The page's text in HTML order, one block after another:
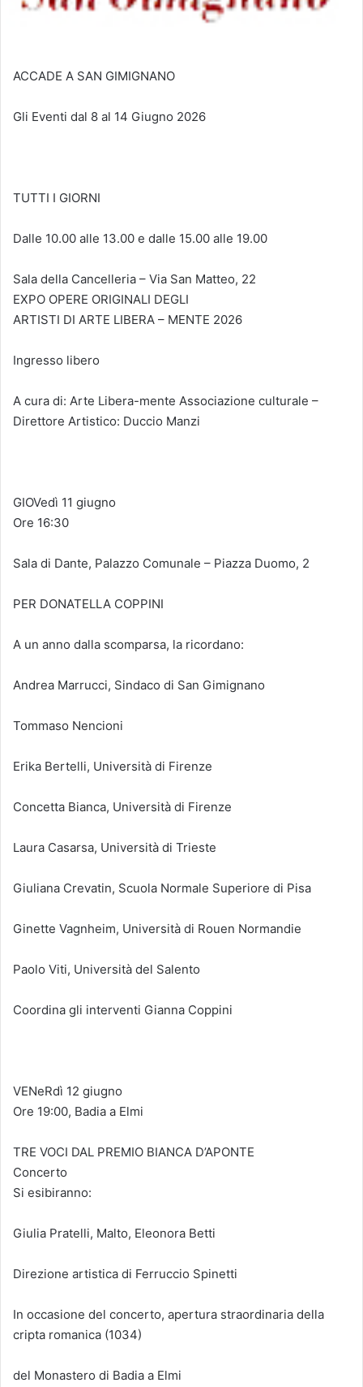
ACCADE A SAN GIMIGNANO
Gli Eventi dal 8 al 14 Giugno 2026
TUTTI I GIORNI
Dalle 10.00 alle 13.00 e dalle 15.00 alle 19.00
Sala della Cancelleria – Via San Matteo, 22
EXPO OPERE ORIGINALI DEGLI
ARTISTI DI ARTE LIBERA – MENTE 2026
Ingresso libero
A cura di: Arte Libera-mente Associazione culturale –
Direttore Artistico: Duccio Manzi
GIOVedì 11 giugno
Ore 16:30
Sala di Dante, Palazzo Comunale – Piazza Duomo, 2
PER DONATELLA COPPINI
A un anno dalla scomparsa, la ricordano:
Andrea Marrucci, Sindaco di San Gimignano
Tommaso Nencioni
Erika Bertelli, Università di Firenze
Concetta Bianca, Università di Firenze
Laura Casarsa, Università di Trieste
Giuliana Crevatin, Scuola Normale Superiore di Pisa
Ginette Vagnheim, Università di Rouen Normandie
Paolo Viti, Università del Salento
Coordina gli interventi Gianna Coppini
VENeRdì 12 giugno
Ore 19:00, Badia a Elmi
TRE VOCI DAL PREMIO BIANCA D’APONTE
Concerto
Si esibiranno:
Giulia Pratelli, Malto, Eleonora Betti
Direzione artistica di Ferruccio Spinetti
In occasione del concerto, apertura straordinaria della
cripta romanica (1034)
del Monastero di Badia a Elmi